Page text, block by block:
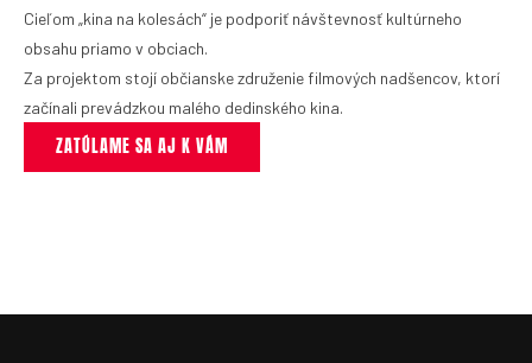
Cieľom „kina na kolesách“ je podporiť návštevnosť kultúrneho
obsahu priamo v obciach.
Za projektom stojí občianske združenie filmových nadšencov, ktorí
začínali prevádzkou malého dedinského kina.
ZATÚLAME SA AJ K VÁM